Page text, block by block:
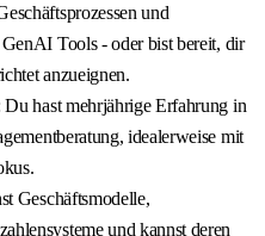
und
Tools - oder bist bereit, dir
anzueignen.
hast mehrjährige Erfahrung in
idealerweise mit
Geschäftsmodelle,
und kannst deren